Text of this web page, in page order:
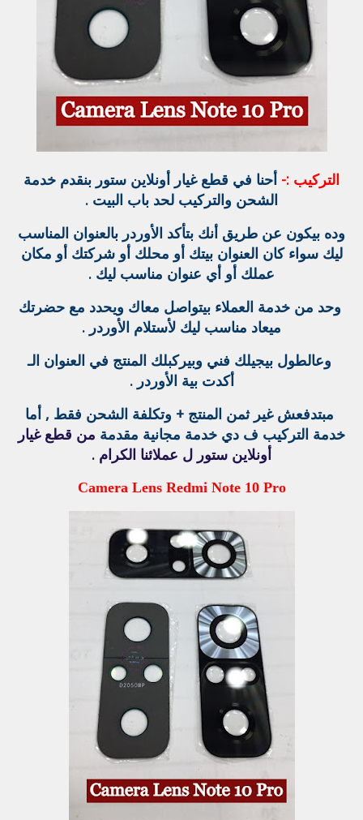
التركيب :- أحنا في قطع غيار أونلاين ستور بنقدم خدمة
الشحن والتركيب لحد باب البيت .
وده بيكون عن طريق أنك بتأكد الأوردر بالعنوان المناسب
ليك سواء كان العنوان بيتك أو محلك أو شركتك أو مكان
عملك أو أي عنوان مناسب ليك .
وحد من خدمة العملاء بيتواصل معاك ويحدد مع حضرتك
ميعاد مناسب ليك لأستلام الأوردر .
وعالطول بيجيلك فني وبيركبلك المنتج في العنوان الـ
أكدت بية الأوردر .
مبتدفعش غير ثمن المنتج + وتكلفة الشحن فقط , أما
خدمة التركيب ف دي خدمة مجانية مقدمة من قطع غيار
أونلاين ستور ل عملائنا الكرام .
Camera Lens Redmi Note 10 Pro